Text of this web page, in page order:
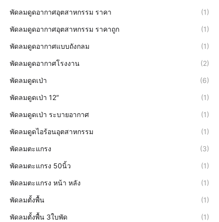
พัดลมดูดอากาศอุตสาหกรรม ราคา (1)
พัดลมดูดอากาศอุตสาหกรรม ราคาถูก (1)
พัดลมดูดอากาศแบบถังกลม (1)
พัดลมดูดอากาศโรงงาน (2)
พัดลมดูดเป่า (6)
พัดลมดูดเป่า 12″ (1)
พัดลมดูดเป่า ระบายอากาศ (1)
พัดลมดูดไอร้อนอุตสาหกรรม (1)
พัดลมตะแกรง (3)
พัดลมตะแกรง 50นิ้ว (1)
พัดลมตะแกรง หน้า หลัง (1)
พัดลมตั้งพื้น (1)
พัดลมตั้งพื้น 3ใบพัด (1)